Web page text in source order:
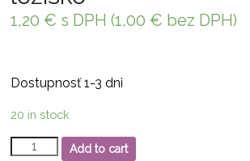
1,20 € s DPH (1,00 € bez DPH)
Dostupnosť 1-3 dni
20 in stock
6304
Add to cart